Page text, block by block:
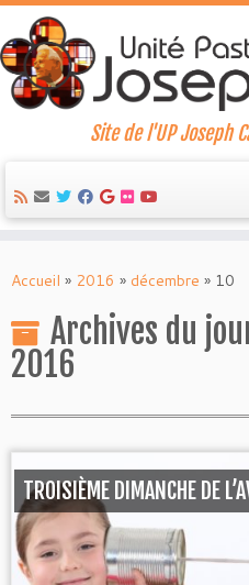
to
Site de l'UP Joseph
Accueil » 2016 » décembre » 10
Archives du
2016
TROISIÈME DIMANCHE DE